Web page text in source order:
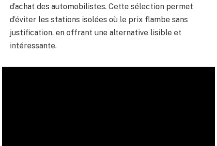
d’achat des automobilistes. Cette sélection permet
d’éviter les stations isolées où le prix flambe sans
justification, en offrant une alternative lisible et
intéressante.